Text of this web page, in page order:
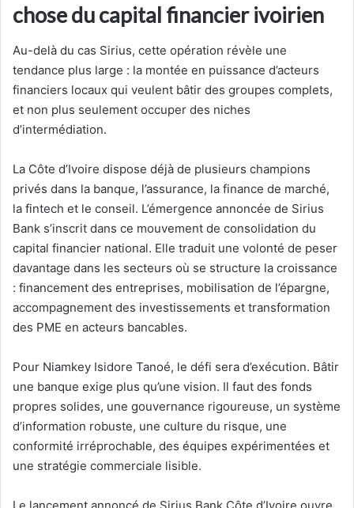
chose du capital financier ivoirien
Au-delà du cas Sirius, cette opération révèle une
tendance plus large : la montée en puissance d’acteurs
financiers locaux qui veulent bâtir des groupes complets,
et non plus seulement occuper des niches
d’intermédiation.
La Côte d’Ivoire dispose déjà de plusieurs champions
privés dans la banque, l’assurance, la finance de marché,
la fintech et le conseil. L’émergence annoncée de Sirius
Bank s’inscrit dans ce mouvement de consolidation du
capital financier national. Elle traduit une volonté de peser
davantage dans les secteurs où se structure la croissance
: financement des entreprises, mobilisation de l’épargne,
accompagnement des investissements et transformation
des PME en acteurs bancables.
Pour Niamkey Isidore Tanoé, le défi sera d’exécution. Bâtir
une banque exige plus qu’une vision. Il faut des fonds
propres solides, une gouvernance rigoureuse, un système
d’information robuste, une culture du risque, une
conformité irréprochable, des équipes expérimentées et
une stratégie commerciale lisible.